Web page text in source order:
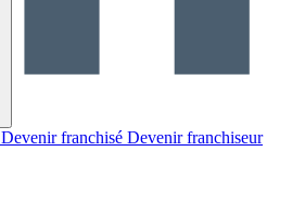
Devenir franchisé Devenir franchiseur